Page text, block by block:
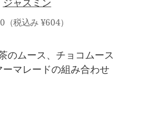
ジャスミン
（税込み ¥604）
のムース、チョコムース
ーマレードの組み合わせ